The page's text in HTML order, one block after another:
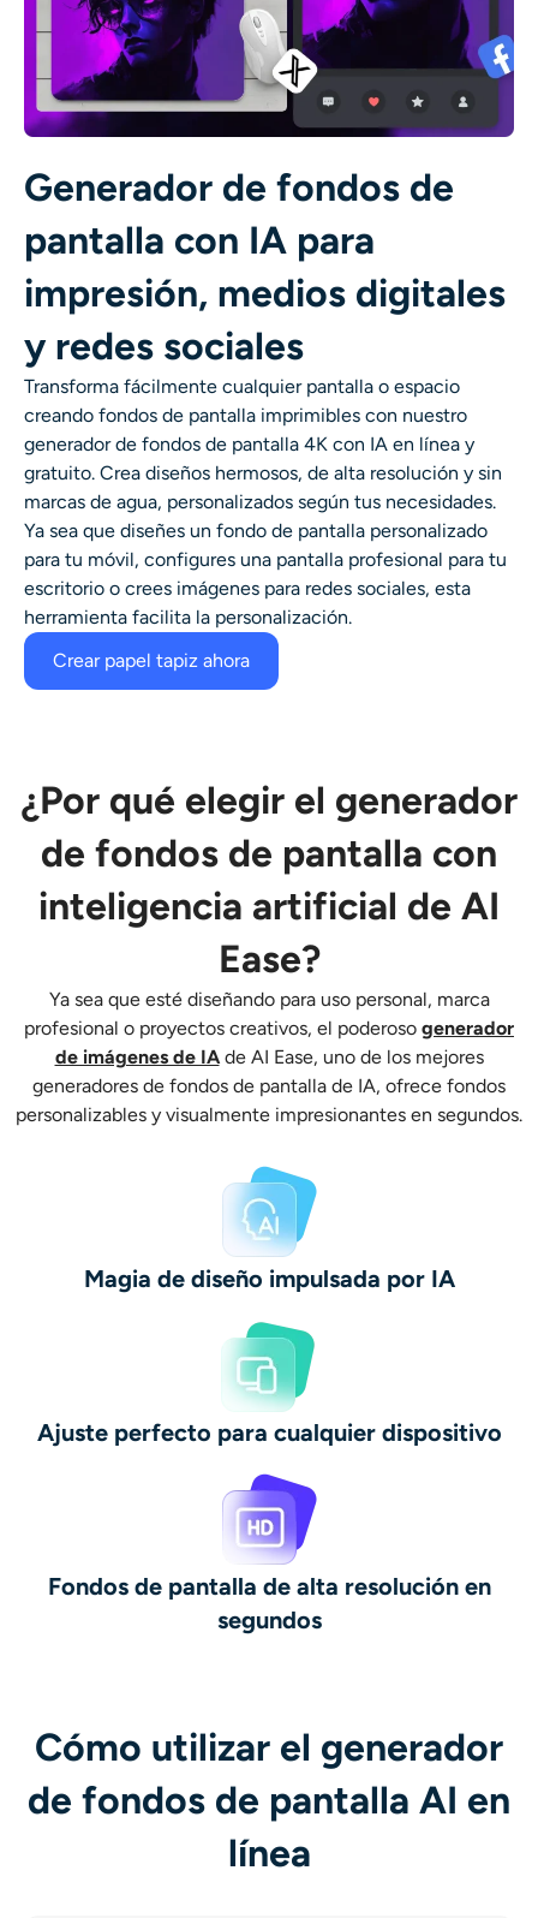
Generador de fondos de
pantalla con IA para
impresión, medios digitales
y redes sociales
Transforma fácilmente cualquier pantalla o espacio
creando fondos de pantalla imprimibles con nuestro
generador de fondos de pantalla 4K con IA en línea y
gratuito. Crea diseños hermosos, de alta resolución y sin
marcas de agua, personalizados según tus necesidades.
Ya sea que diseñes un fondo de pantalla personalizado
para tu móvil, configures una pantalla profesional para tu
escritorio o crees imágenes para redes sociales, esta
herramienta facilita la personalización.
Crear papel tapiz ahora
¿Por qué elegir el generador
de fondos de pantalla con
inteligencia artificial de AI
Ease?
Ya sea que esté diseñando para uso personal, marca
profesional o proyectos creativos, el poderoso generador
de imágenes de IAde AI Ease, uno de los mejores
generadores de fondos de pantalla de IA, ofrece fondos
personalizables y visualmente impresionantes en segundos.
Magia de diseño impulsada por IA
Ajuste perfecto para cualquier dispositivo
Fondos de pantalla de alta resolución en
segundos
Cómo utilizar el generador
de fondos de pantalla AI en
línea